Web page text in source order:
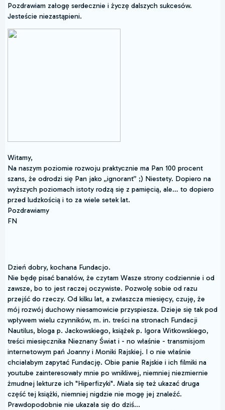
Pozdrawiam załogę serdecznie i życzę dalszych sukcesów.
Jesteście niezastąpieni.
Witamy,
Na naszym poziomie rozwoju praktycznie ma Pan 100 procent
szans, że odrodzi się Pan jako „ignorant” ;) Niestety. Dopiero na
wyższych poziomach istoty rodzą się z pamięcią, ale… to dopiero
przed ludzkością i to za wiele setek lat.
Pozdrawiamy
FN
Dzień dobry, kochana Fundacjo.
Nie będę pisać banałów, że czytam Wasze strony codziennie i od
zawsze, bo to jest raczej oczywiste. Pozwolę sobie od razu
przejść do rzeczy. Od kilku lat, a zwłaszcza miesięcy, czuję, że
mój rozwój duchowy niesamowicie przyspiesza. Dzieje się tak pod
wpływem wielu czynników, m. in. treści na stronach Fundacji
Nautilus, bloga p. Jackowskiego, książek p. Igora Witkowskiego,
treści miesięcznika Nieznany Świat i - no właśnie - transmisjom
internetowym pań Joanny i Moniki Rajskiej. I o nie właśnie
chciałabym zapytać Fundację. Obie panie Rajskie i ich filmiki na
youtube zainteresowały mnie po wnikliwej, niemniej niezmiernie
żmudnej lekturze ich "Hiperfizyki". Miała się też ukazać druga
część tej książki, niemniej nigdzie nie mogę jej znaleźć.
Prawdopodobnie nie ukazała się do dziś...